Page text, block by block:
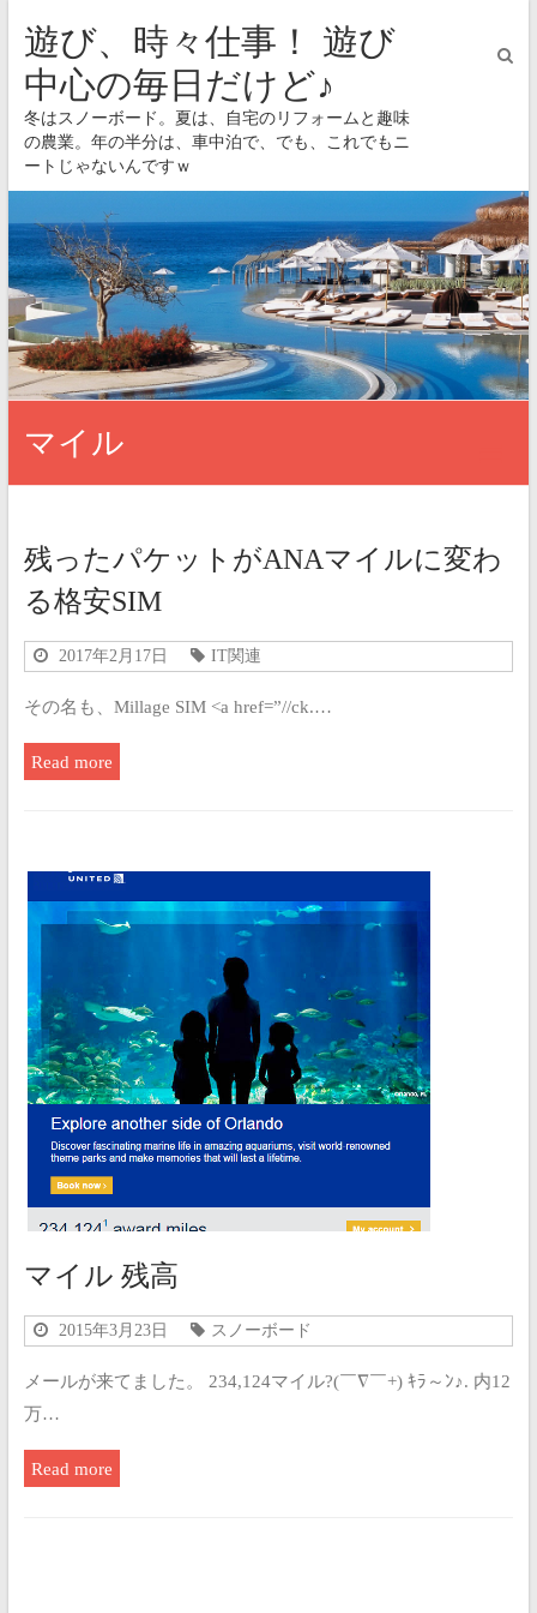
遊び、時々仕事！ 遊び
中心の毎日だけど♪
冬はスノーボード。夏は、自宅のリフォームと趣味
の農業。年の半分は、車中泊で、でも、これでもニ
ートじゃないんですｗ
マイル
残ったパケットがANAマイルに変わ
る格安SIM
2017年2月17日 IT関連
その名も、Millage SIM <a href=”//ck.…
Read more
マイル 残高
2015年3月23日 スノーボード
メールが来てました。 234,124マイル?(￣∇￣+) ｷﾗ～ﾝ♪. 内12
万…
Read more